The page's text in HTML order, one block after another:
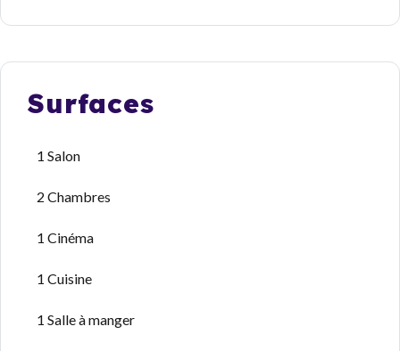
Surfaces
1 Salon
2 Chambres
1 Cinéma
1 Cuisine
1 Salle à manger